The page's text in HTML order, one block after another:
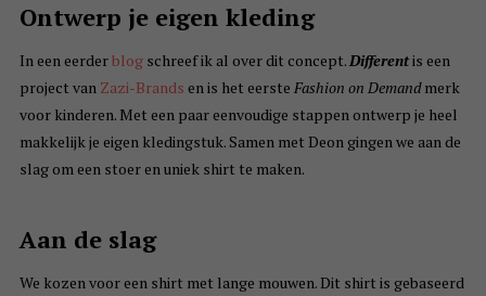
Ontwerp je eigen kleding
In een eerderblogschreef ik al over dit concept.Differentis een
project van Zazi-Brands en is het eerste Fashion on Demandmerk
voor kinderen. Met een paar eenvoudige stappen ontwerp je heel
makkelijk je eigen kledingstuk. Samen met Deon gingen we aan de
slag om een stoer en uniek shirt te maken.
Aan de slag
We kozen voor een shirt met lange mouwen. Dit shirt is gebaseerd